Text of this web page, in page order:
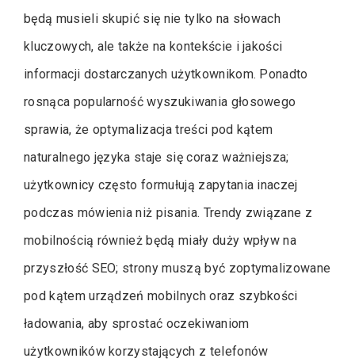
będą musieli skupić się nie tylko na słowach
kluczowych, ale także na kontekście i jakości
informacji dostarczanych użytkownikom. Ponadto
rosnąca popularność wyszukiwania głosowego
sprawia, że optymalizacja treści pod kątem
naturalnego języka staje się coraz ważniejsza;
użytkownicy często formułują zapytania inaczej
podczas mówienia niż pisania. Trendy związane z
mobilnością również będą miały duży wpływ na
przyszłość SEO; strony muszą być zoptymalizowane
pod kątem urządzeń mobilnych oraz szybkości
ładowania, aby sprostać oczekiwaniom
użytkowników korzystających z telefonów